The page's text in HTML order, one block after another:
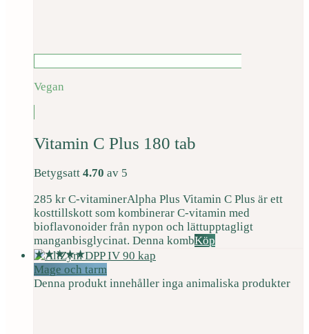
Vegan
Vitamin C Plus 180 tab
Betygsatt 4.70 av 5
285 kr C-vitaminerAlpha Plus Vitamin C Plus är ett
kosttillskott som kombinerar C-vitamin med
bioflavonoider från nypon och lättupptagligt
manganbisglycinat. Denna kombKöp
Mage och tarm
Denna produkt innehåller inga animaliska produkter